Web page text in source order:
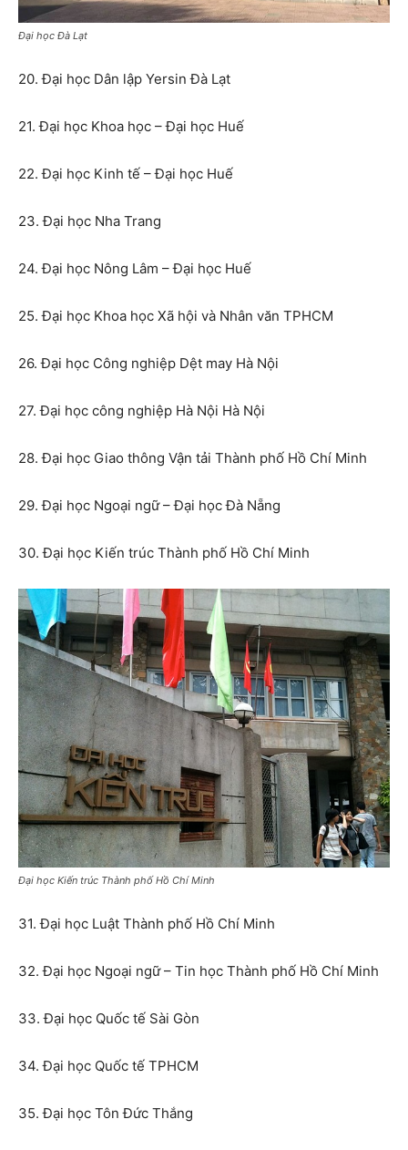
Đại học Đà Lạt
20. Đại học Dân lập Yersin Đà Lạt
21. Đại học Khoa học – Đại học Huế
22. Đại học Kinh tế – Đại học Huế
23. Đại học Nha Trang
24. Đại học Nông Lâm – Đại học Huế
25. Đại học Khoa học Xã hội và Nhân văn TPHCM
26. Đại học Công nghiệp Dệt may Hà Nội
27. Đại học công nghiệp Hà Nội Hà Nội
28. Đại học Giao thông Vận tải Thành phố Hồ Chí Minh
29. Đại học Ngoại ngữ – Đại học Đà Nẵng
30. Đại học Kiến trúc Thành phố Hồ Chí Minh
Đại học Kiến trúc Thành phố Hồ Chí Minh
31. Đại học Luật Thành phố Hồ Chí Minh
32. Đại học Ngoại ngữ – Tin học Thành phố Hồ Chí Minh
33. Đại học Quốc tế Sài Gòn
34. Đại học Quốc tế TPHCM
35. Đại học Tôn Đức Thắng